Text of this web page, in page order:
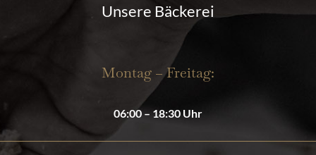
Unsere Bäckerei
Montag – Freitag:
06:00 – 18:30 Uhr